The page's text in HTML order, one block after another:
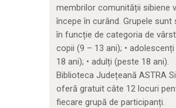
membrilor comunității sibiene
începe în curând. Grupele sunt
în funcție de categoria de
copii (9 – 13 ani); •
18 ani); • adulți (peste 18 ani).
Biblioteca Județeană ASTRA
oferă gratuit câte 12 locuri
fiecare grupă de participanți.